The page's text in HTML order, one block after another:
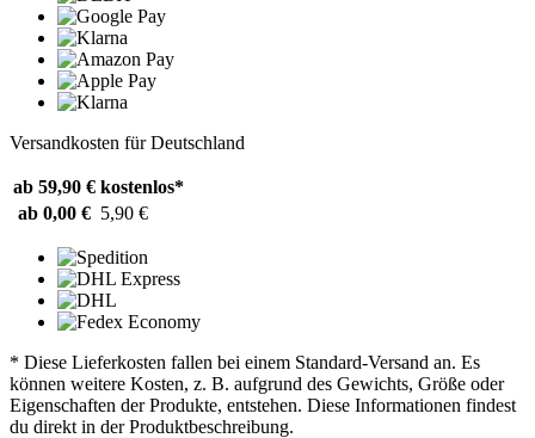
Versandkosten für Deutschland
ab 59,90 € kostenlos*
ab 0,00 € 5,90 €
* Diese Lieferkosten fallen bei einem Standard-Versand an. Es
können weitere Kosten, z. B. aufgrund des Gewichts, Größe oder
Eigenschaften der Produkte, entstehen. Diese Informationen findest
du direkt in der Produktbeschreibung.